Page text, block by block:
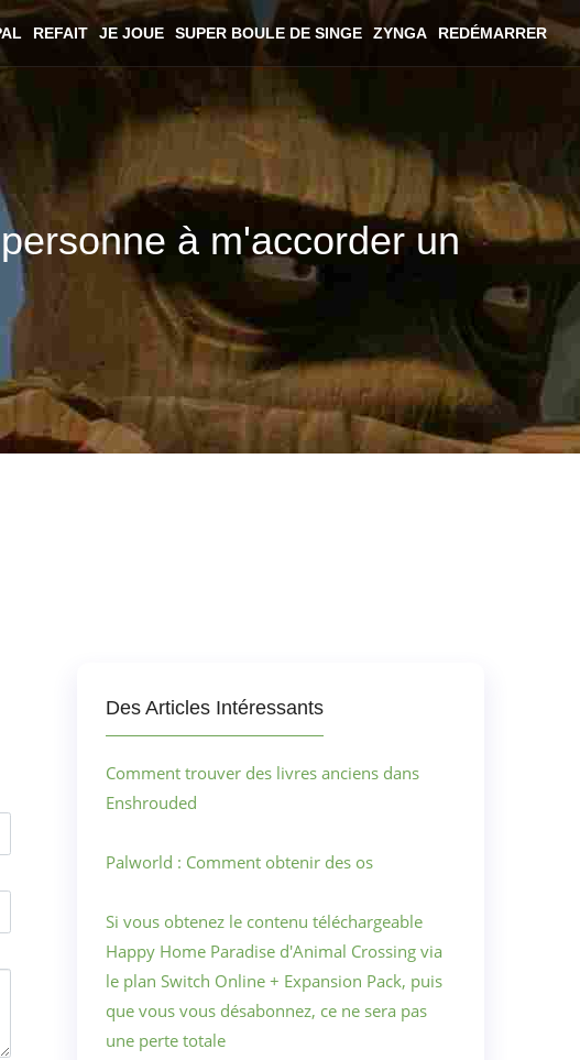
REFAIT JE JOUE SUPER BOULE DE SINGE ZYNGA REDÉMARRER
à m'accorder un
Des Articles Intéressants
Comment trouver des livres anciens dans
Enshrouded
Palworld : Comment obtenir des os
Si vous obtenez le contenu téléchargeable
Happy Home Paradise d'Animal Crossing via
le plan Switch Online + Expansion Pack, puis
que vous vous désabonnez, ce ne sera pas
une perte totale